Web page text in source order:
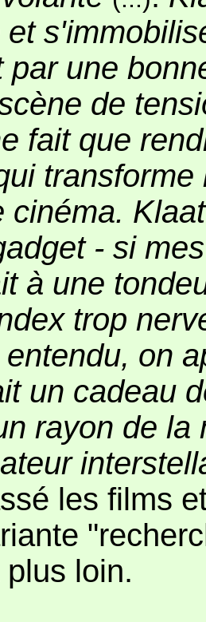
par une
de
fait que
cinéma.
- si
à une
trop
on
un cadeau
rayon de la
les films
loin.